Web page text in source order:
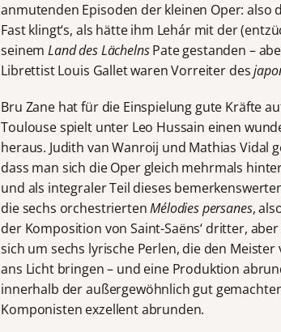
anmutenden Episoden der kleinen Oper:
Fast klingt‘s, als hätte ihm Lehár mit der
seinem Land des LächelnsPate gestanden –
Librettist Louis Gallet waren Vorreiter des
Bru Zane hat für die Einspielung gute Kräfte
Toulouse spielt unter Leo Hussain einen
heraus. Judith van Wanroij und Mathias Vidal
dass man sich die Oper gleich mehrmals
und als integraler Teil dieses
die sechs orchestriertenMélodies persanes,
der Komposition von Saint-Saëns‘ dritter,
sich um sechs lyrische Perlen, die den
ans Licht bringen – und eine Produktion
innerhalb der außergewöhnlich gut
Komponisten exzellent abrunden.